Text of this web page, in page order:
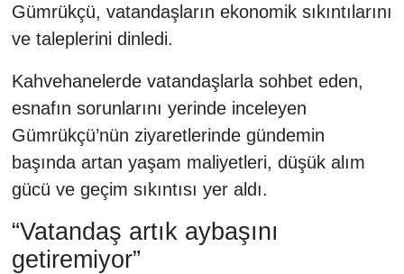
Gümrükçü, vatandaşların ekonomik sıkıntılarını
ve taleplerini dinledi.
Kahvehanelerde vatandaşlarla sohbet eden,
esnafın sorunlarını yerinde inceleyen
Gümrükçü’nün ziyaretlerinde gündemin
başında artan yaşam maliyetleri, düşük alım
gücü ve geçim sıkıntısı yer aldı.
“Vatandaş artık aybaşını
getiremiyor”